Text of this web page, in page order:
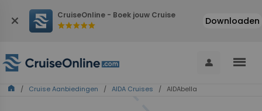
close CruiseOnline - Boek jouw Cruise
starstarstarstarstar Downloaden
person menu
home / Cruise Aanbiedingen / AIDA Cruises / AIDAbella